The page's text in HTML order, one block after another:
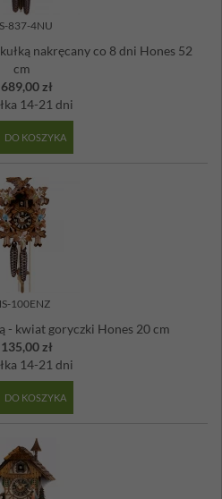
837-4NU
nakręcany co 8 dni Hones 52
cm
zł
14-21 dni
DO KOSZYKA
100ENZ
- kwiat goryczki Hones 20 cm
zł
14-21 dni
DO KOSZYKA